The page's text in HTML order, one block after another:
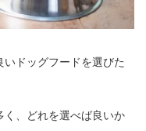
ドッグフードを選びた
く、どれを選べば良いか